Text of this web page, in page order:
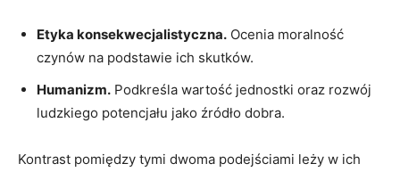
Etyka konsekwecjalistyczna. Ocenia moralność
czynów na podstawie ich skutków.
Humanizm. Podkreśla wartość jednostki oraz rozwój
ludzkiego⁢ potencjału‍ jako źródło dobra.
Kontrast pomiędzy⁤ tymi⁢ dwoma podejściami leży w ich ​